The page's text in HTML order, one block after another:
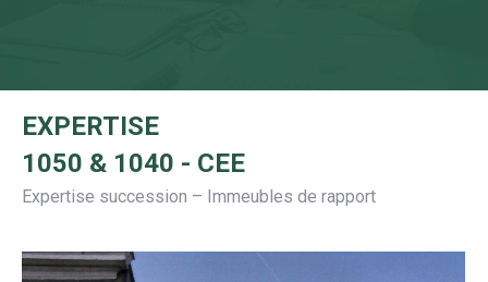
EXPERTISE
1050 & 1040 - CEE
Expertise succession – Immeubles de rapport